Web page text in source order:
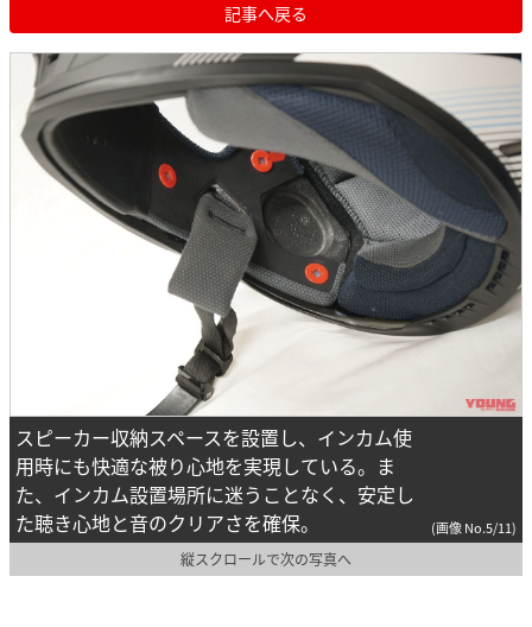
記事へ戻る
スピーカー収納スペースを設置し、インカム使
用時にも快適な被り心地を実現している。ま
た、インカム設置場所に迷うことなく、安定し
た聴き心地と音のクリアさを確保。
(画像 No.5/11)
縦スクロールで次の写真へ